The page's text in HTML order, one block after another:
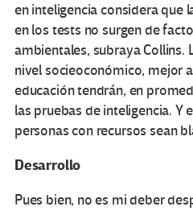
en inteligencia considera que
en los tests no surgen de
ambientales, subraya Collins.
nivel socieoconómico, mejor
educación tendrán, en
las pruebas de inteligencia. Y
personas con recursos sean
Desarrollo
Pues bien, no es mi deber